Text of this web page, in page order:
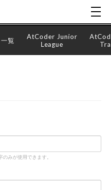
覧
AtCoder Junior
League
みが使用できます。